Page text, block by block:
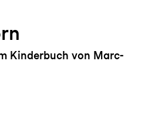
Kinderbuch von Marc-